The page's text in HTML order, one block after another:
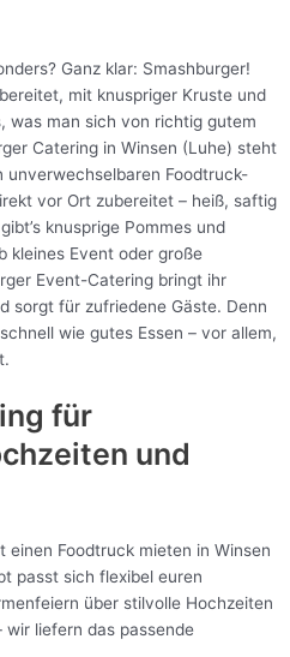
Ganz klar: Smashburger!
mit knuspriger Kruste und
was man sich von richtig gutem
Catering in Winsen (Luhe) steht
unverwechselbaren Foodtruck-
vor Ort zubereitet – heiß, saftig
knusprige Pommes und
kleines Event oder große
Event-Catering bringt ihr
sorgt für zufriedene Gäste. Denn
wie gutes Essen – vor allem,
für
und
Foodtruck mieten in Winsen
passt sich flexibel euren
über stilvolle Hochzeiten
wir liefern das passende